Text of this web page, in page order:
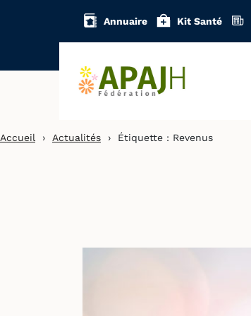
Annuaire Kit Santé
Accueil › Actualités › Étiquette : Revenus